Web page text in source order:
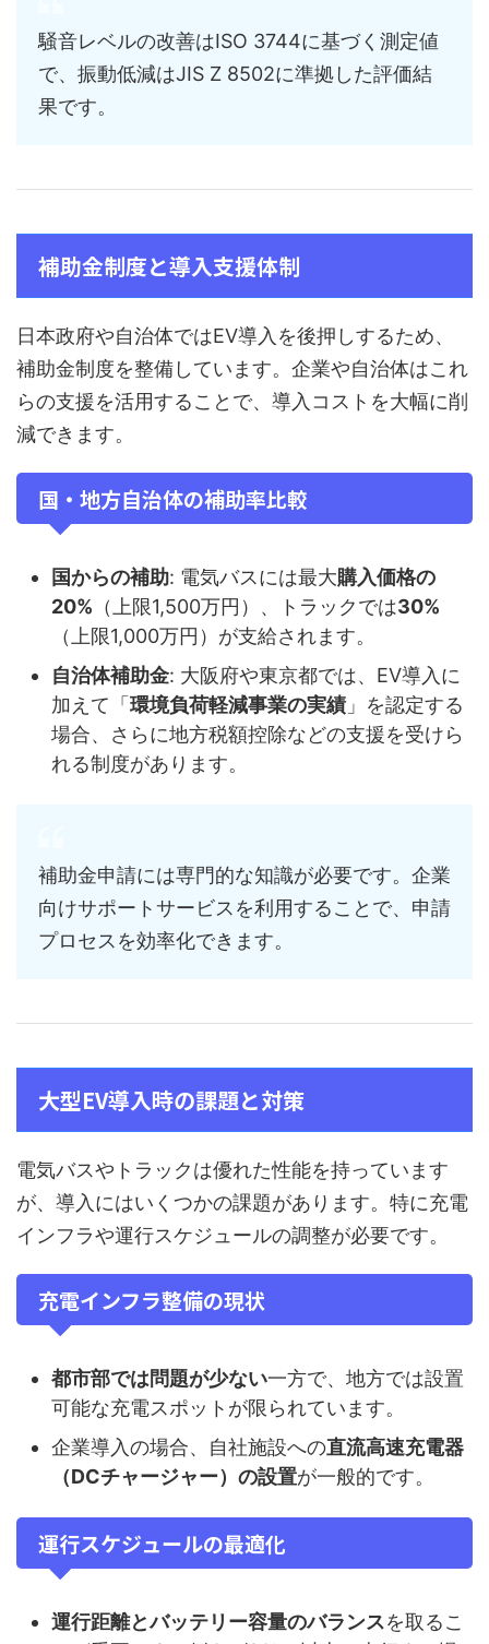
騒音レベルの改善はISO 3744に基づく測定値
で、振動低減はJIS Z 8502に準拠した評価結
果です。
補助金制度と導入支援体制
日本政府や自治体ではEV導入を後押しするため、
補助金制度を整備しています。企業や自治体はこれ
らの支援を活用することで、導入コストを大幅に削
減できます。
国・地方自治体の補助率比較
国からの補助: 電気バスには最大購入価格の
20% （上限1,500万円）、トラックでは30%
（上限1,000万円）が支給されます。
自治体補助金: 大阪府や東京都では、EV導入に
加えて「環境負荷軽減事業の実績 」を認定する
場合、さらに地方税額控除などの支援を受けら
れる制度があります。
補助金申請には専門的な知識が必要です。企業
向けサポートサービスを利用することで、申請
プロセスを効率化できます。
大型EV導入時の課題と対策
電気バスやトラックは優れた性能を持っています
が、導入にはいくつかの課題があります。特に充電
インフラや運行スケジュールの調整が必要です。
充電インフラ整備の現状
都市部では問題が少ない一方で、地方では設置
可能な充電スポットが限られています。
企業導入の場合、自社施設への直流高速充電器
（DCチャージャー）の設置が一般的です。
運行スケジュールの最適化
運行距離とバッテリー容量のバランスを取るこ